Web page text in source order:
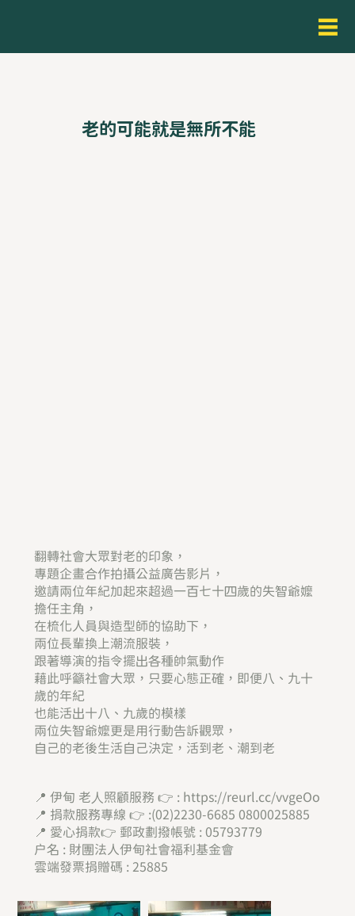
老的可能就是無所不能
翻轉社會大眾對老的印象，
專題企畫合作拍攝公益廣告影片，
邀請兩位年紀加起來超過一百七十四歲的失智爺嬤
擔任主角，
在梳化人員與造型師的協助下，
兩位長輩換上潮流服裝，
跟著導演的指令擺出各種帥氣動作
藉此呼籲社會大眾，只要心態正確，即便八、九十
歲的年紀
也能活出十八、九歲的模樣
兩位失智爺嬤更是用行動告訴觀眾，
自己的老後生活自己決定，活到老、潮到老
📍 伊甸 老⼈照顧服務 👉 : https://reurl.cc/vvgeOo
📍 捐款服務專線 👉 :(02)2230-6685 0800025885
📍 愛心捐款👉 郵政劃撥帳號 : 05793779
戶名 : 財團法人伊甸社會福利基金會
雲端發票捐贈碼 : 25885